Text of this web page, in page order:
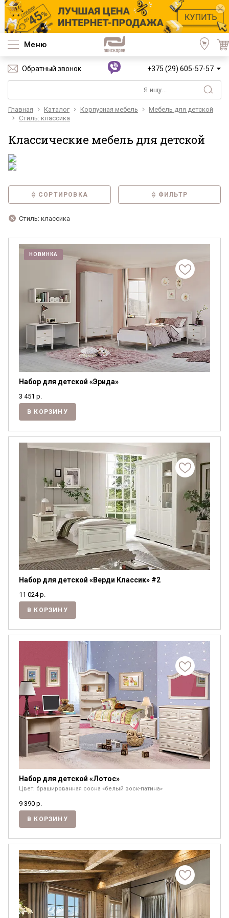
Меню
Обратный звонок +375 (29) 605-57-57
Главная Каталог Корпусная мебель
Мебель для детской
Стиль: классика
Классические мебель для детской
СОРТИРОВКА ФИЛЬТР
Стиль: классика
НОВИНКА
Набор для детской «Эрида»
3 451 р.
В КОРЗИНУ
Набор для детской «Верди Классик» #2
11 024р.
В КОРЗИНУ
Набор для детской «Лотос»
Цвет: брашированная сосна «белый воск-патина»
9 390 р.
В КОРЗИНУ